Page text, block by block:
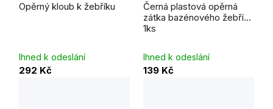
Opěrný kloub k žebříku
Ihned k odeslání
292 Kč
Černá plastová opěrná
zátka bazénového žebříku
1ks
Ihned k odeslání
139 Kč